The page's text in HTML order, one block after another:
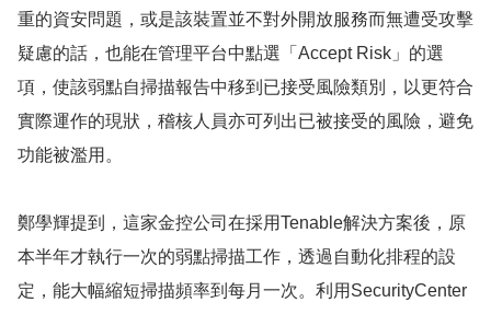
重的資安問題，或是該裝置並不對外開放服務而無遭受攻擊
疑慮的話，也能在管理平台中點選「Accept Risk」的選
項，使該弱點自掃描報告中移到已接受風險類別，以更符合
實際運作的現狀，稽核人員亦可列出已被接受的風險，避免
功能被濫用。
鄭學輝提到，這家金控公司在採用Tenable解決方案後，原
本半年才執行一次的弱點掃描工作，透過自動化排程的設
定，能大幅縮短掃描頻率到每月一次。利用SecurityCenter